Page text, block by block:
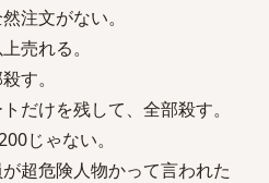
注文がない。
売れる。
す。
だけを残して、全部殺す。
じゃない。
超危険人物かって言われた